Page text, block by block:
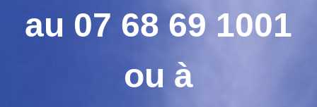
au 07 68 69 1001
ou à